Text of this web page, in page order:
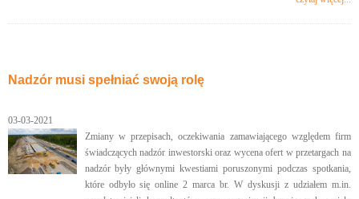
Nadzór musi spełniać swoją rolę
03-03-2021
Zmiany w przepisach, oczekiwania zamawiającego względem firm
świadczących nadzór inwestorski oraz wycena ofert w przetargach na
nadzór były głównymi kwestiami poruszonymi podczas spotkania,
które odbyło się online 2 marca br. W dyskusji z udziałem m.in.